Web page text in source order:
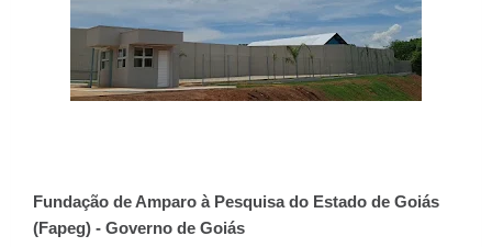
Fundação de Amparo à Pesquisa do Estado de Goiás
(Fapeg) - Governo de Goiás